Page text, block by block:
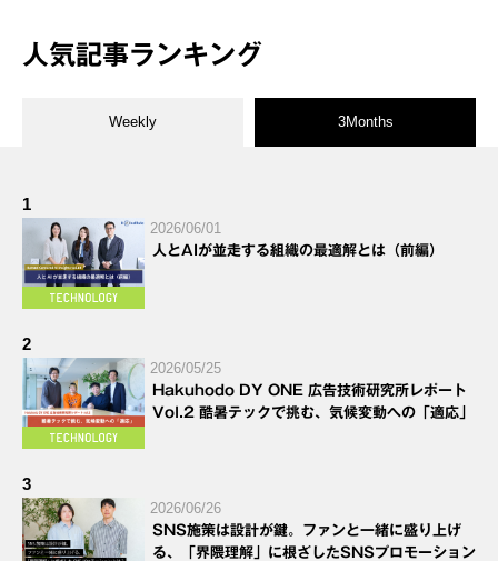
人気記事ランキング
Weekly 3Months
1
2026/06/01
人とAIが並走する組織の最適解とは（前編）
2
2026/05/25
Hakuhodo DY ONE 広告技術研究所レポート
Vol.2 酷暑テックで挑む、気候変動への「適応」
3
2026/06/26
SNS施策は設計が鍵。ファンと一緒に盛り上げ
る、「界隈理解」に根ざしたSNSプロモーション